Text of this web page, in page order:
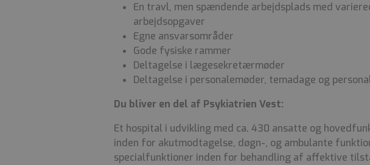
En travl, men spændende arbejdsplads med
arbejdsopgaver
Egne ansvarsområder
Gode fysiske rammer
Deltagelse i lægesekretærmøder
Deltagelse i personalemøder, temadage og
Du bliver en del af Psykiatrien Vest:
Et hospital i udvikling med ca. 430 ansatte og
inden for akutmodtagelse, døgn-, og ambulante
specialfunktioner inden for behandling af affektive